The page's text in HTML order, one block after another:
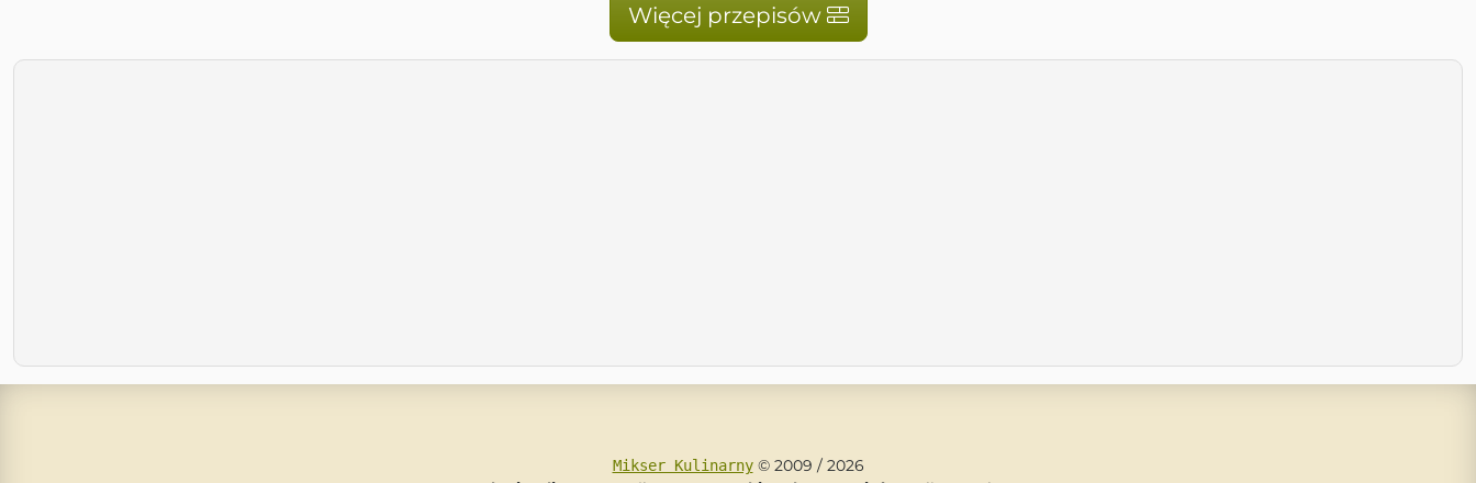
Więcej przepisów
Mikser Kulinarny© 2009 / 2026